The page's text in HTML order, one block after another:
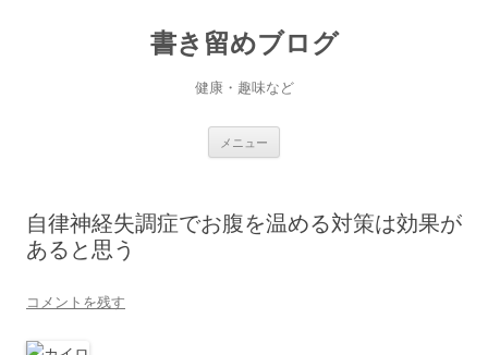
書き留めブログ
健康・趣味など
メニュー
へ
ス
キ
自律神経失調症でお腹を温める対策は効果が
あると思う
コメントを残す